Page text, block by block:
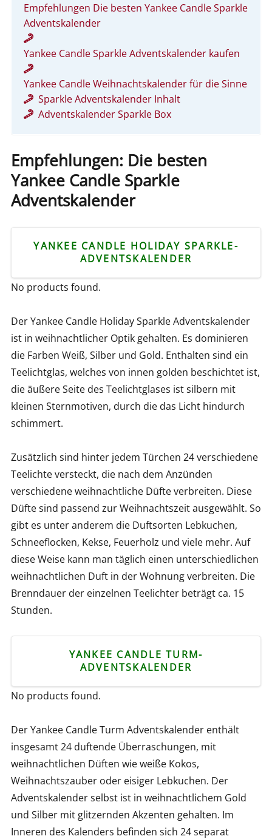
Empfehlungen Die besten Yankee Candle Sparkle
Adventskalender
Yankee Candle Sparkle Adventskalender kaufen
Yankee Candle Weihnachtskalender für die Sinne
Sparkle Adventskalender Inhalt
Adventskalender Sparkle Box
Empfehlungen: Die besten
Yankee Candle Sparkle
Adventskalender
YANKEE CANDLE HOLIDAY SPARKLE-
ADVENTSKALENDER
No products found.
Der Yankee Candle Holiday Sparkle Adventskalender
ist in weihnachtlicher Optik gehalten. Es dominieren
die Farben Weiß, Silber und Gold. Enthalten sind ein
Teelichtglas, welches von innen golden beschichtet ist,
die äußere Seite des Teelichtglases ist silbern mit
kleinen Sternmotiven, durch die das Licht hindurch
schimmert.
Zusätzlich sind hinter jedem Türchen 24 verschiedene
Teelichte versteckt, die nach dem Anzünden
verschiedene weihnachtliche Düfte verbreiten. Diese
Düfte sind passend zur Weihnachtszeit ausgewählt. So
gibt es unter anderem die Duftsorten Lebkuchen,
Schneeflocken, Kekse, Feuerholz und viele mehr. Auf
diese Weise kann man täglich einen unterschiedlichen
weihnachtlichen Duft in der Wohnung verbreiten. Die
Brenndauer der einzelnen Teelichter beträgt ca. 15
Stunden.
YANKEE CANDLE TURM-
ADVENTSKALENDER
No products found.
Der Yankee Candle Turm Adventskalender enthält
insgesamt 24 duftende Überraschungen, mit
weihnachtlichen Düften wie weiße Kokos,
Weihnachtszauber oder eisiger Lebkuchen. Der
Adventskalender selbst ist in weihnachtlichem Gold
und Silber mit glitzernden Akzenten gehalten. Im
Inneren des Kalenders befinden sich 24 separat